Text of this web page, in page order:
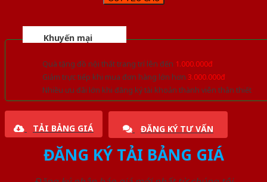
Khuyến mại
Quà tặng đồ nội thất trang trí lên đến 1.000.000đ
Giảm trực tiếp khi mua đơn hàng lớn hơn 3.000.000đ
Nhiều ưu đãi lớn khi đăng ký tài khoản thành viên thân thiết
TẢI BẢNG GIÁ ĐĂNG KÝ TƯ VẤN
ĐĂNG KÝ TẢI BẢNG GIÁ